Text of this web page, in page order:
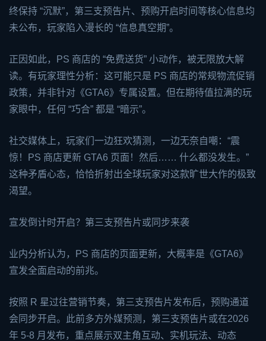
终保持 “沉默”，第三支预告片、预购开启时间等核心信息均
未公布，玩家陷入漫长的 “信息真空期”。
正因如此，PS 商店的 “免费送货” 小动作，被无限放大解
读。有玩家理性分析：这可能只是 PS 商店的常规物流促销
政策，并非针对《GTA6》专属设置。但在期待值拉满的玩
家眼中，任何 “巧合” 都是 “暗示”。
社交媒体上，玩家们一边狂欢猜测，一边无奈自嘲：“震
惊！PS 商店更新 GTA6 页面！然后…… 什么都没发生。”
这种矛盾心态，恰恰折射出全球玩家对这款旷世大作的极致
渴望。
宣发倒计时开启？第三支预告片或同步来袭
业内分析认为，PS 商店的页面更新，大概率是《GTA6》
宣发全面启动的前兆。
按照 R 星过往营销节奏，第三支预告片发布后，预购通道
会同步开启。此前多方外媒预测，第三支预告片或在2026
年 5-8 月发布，重点展示双主角互动、实机玩法、动态